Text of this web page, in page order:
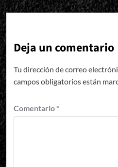
Deja un comentario
Tu dirección de correo
campos obligatorios están
Comentario *